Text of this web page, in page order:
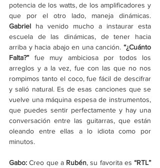
potencia de los watts, de los amplificadores y
Gabriel ha venido mucho a instaurar esta
escuela de las dinámicas, de tener hacia
arriba y hacia abajo en una canción. “¿Cuánto
Falta?” fue muy ambiciosa por todos los
arreglos y a la vez, fue con las que no nos
rompimos tanto el coco, fue fácil de descifrar
y salió natural. Es de esas canciones que se
vuelve una máquina espesa de instrumentos,
que puedes sentir perfectamente y hay una
conversación entre las guitarras, que están
oleando entre ellas a lo idiota como por
minutos.
Gabo: Creo que a Rubén, su favorita es “RTL”